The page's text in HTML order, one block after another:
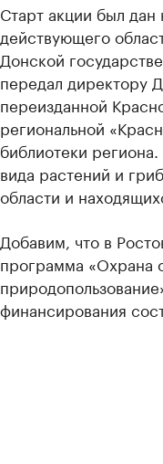
Старт акции был
действующего
Донской
передал директору
переизданной
региональной
библиотеки
вида растений и
области и
Добавим, что в
программа «Охрана
финансирования